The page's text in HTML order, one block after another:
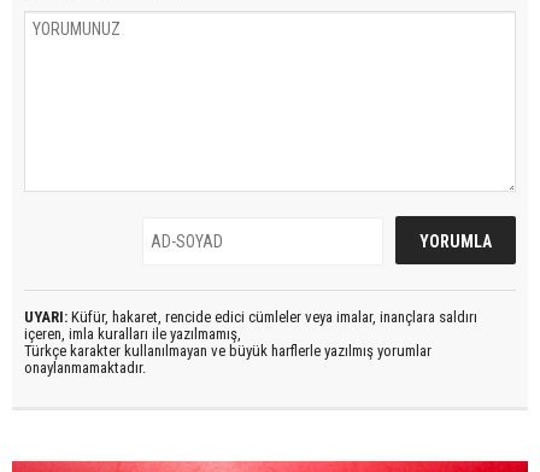
UYARI: Küfür, hakaret, rencide edici cümleler veya imalar, inançlara saldırı
içeren, imla kuralları ile yazılmamış,
Türkçe karakter kullanılmayan ve büyük harflerle yazılmış yorumlar
onaylanmamaktadır.